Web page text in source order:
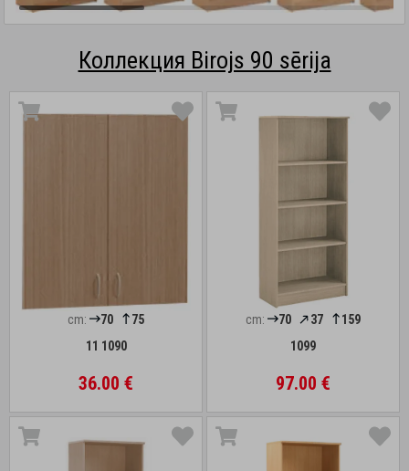
Коллекция Birojs 90 sērija
cm: 70
75
11 1090
36.00 €
cm: 70 37
159
1099
97.00 €